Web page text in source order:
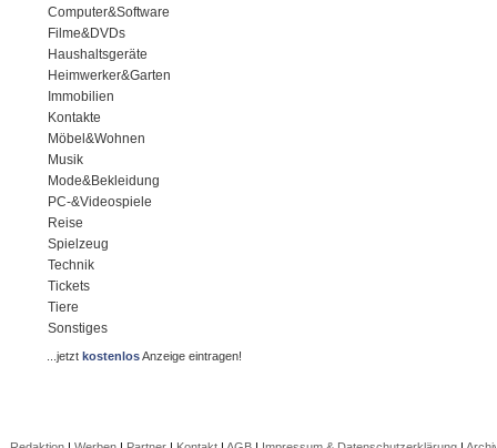
Computer&Software
Filme&DVDs
Haushaltsgeräte
Heimwerker&Garten
Immobilien
Kontakte
Möbel&Wohnen
Musik
Mode&Bekleidung
PC-&Videospiele
Reise
Spielzeug
Technik
Tickets
Tiere
Sonstiges
...jetztkostenlosAnzeige eintragen!